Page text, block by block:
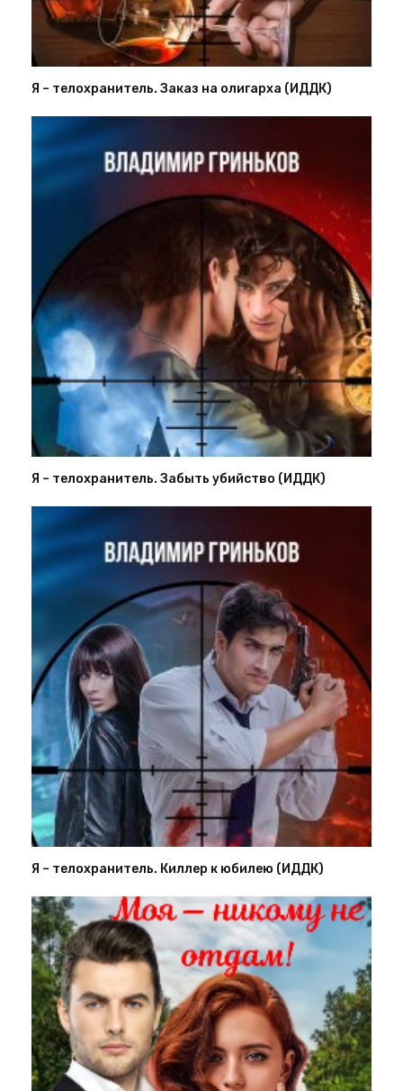
Я – телохранитель. Заказ на олигарха (ИДДК)
Я – телохранитель. Забыть убийство (ИДДК)
Я – телохранитель. Киллер к юбилею (ИДДК)